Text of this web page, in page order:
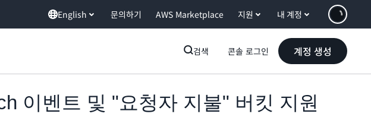
English 문의하기 AWS Marketplace 지원 내 계정
검색 콘솔 로그인 계정 생성
이벤트 및 "요청자 지불" 버킷 지원